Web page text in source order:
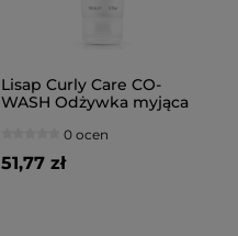
Lisap Curly Care CO-
WASH Odżywka myjąca
0 ocen
51,77 zł